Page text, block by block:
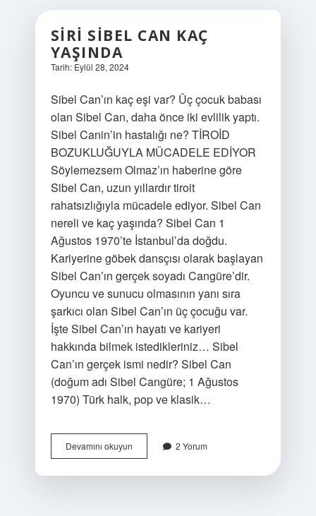
SIRI SIBEL CAN KAÇ
YAŞINDA
Tarih: Eylül 28, 2024
Sibel Can’ın kaç eşi var? Üç çocuk babası
olan Sibel Can, daha önce iki evlilik yaptı.
Sibel Canin’in hastalığı ne? TİROİD
BOZUKLUĞUYLA MÜCADELE EDİYOR
Söylemezsem Olmaz’ın haberine göre
Sibel Can, uzun yıllardır tiroit
rahatsızlığıyla mücadele ediyor. Sibel Can
nereli ve kaç yaşında? Sibel Can 1
Ağustos 1970’te İstanbul’da doğdu.
Kariyerine göbek dansçısı olarak başlayan
Sibel Can’ın gerçek soyadı Cangüre’dir.
Oyuncu ve sunucu olmasının yanı sıra
şarkıcı olan Sibel Can’ın üç çocuğu var.
İşte Sibel Can’ın hayatı ve kariyeri
hakkında bilmek istedikleriniz… Sibel
Can’ın gerçek ismi nedir? Sibel Can
(doğum adı Sibel Cangüre; 1 Ağustos
1970) Türk halk, pop ve klasik…
Devamını okuyunSiri
Sibel
2 Yorum